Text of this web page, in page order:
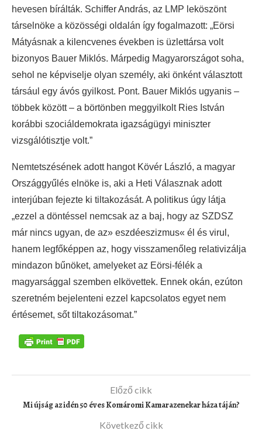
hevesen bírálták. Schiffer András, az LMP leköszönt
társelnöke a közösségi oldalán így fogalmazott: „Eörsi
Mátyásnak a kilencvenes években is üzlettársa volt
bizonyos Bauer Miklós. Márpedig Magyarországot soha,
sehol ne képviselje olyan személy, aki önként választott
társául egy ávós gyilkost. Pont. Bauer Miklós ugyanis –
többek között – a börtönben meggyilkolt Ries István
korábbi szociáldemokrata igazságügyi miniszter
vizsgálótisztje volt.”
Nemtetszésének adott hangot Kövér László, a magyar
Országgyűlés elnöke is, aki a Heti Válasznak adott
interjúban fejezte ki tiltakozását. A politikus úgy látja
„ezzel a döntéssel nemcsak az a baj, hogy az SZDSZ
már nincs ugyan, de az» eszdéeszizmus« él és virul,
hanem legfőképpen az, hogy visszamenőleg relativizálja
mindazon bűnöket, amelyeket az Eörsi-félék a
magyarsággal szemben elkövettek. Ennek okán, ezúton
szeretném bejelenteni ezzel kapcsolatos egyet nem
értésemet, sőt tiltakozásomat.”
Előző cikk
Mi újság az idén 50 éves Komáromi Kamarazenekar háza táján?
Következő cikk